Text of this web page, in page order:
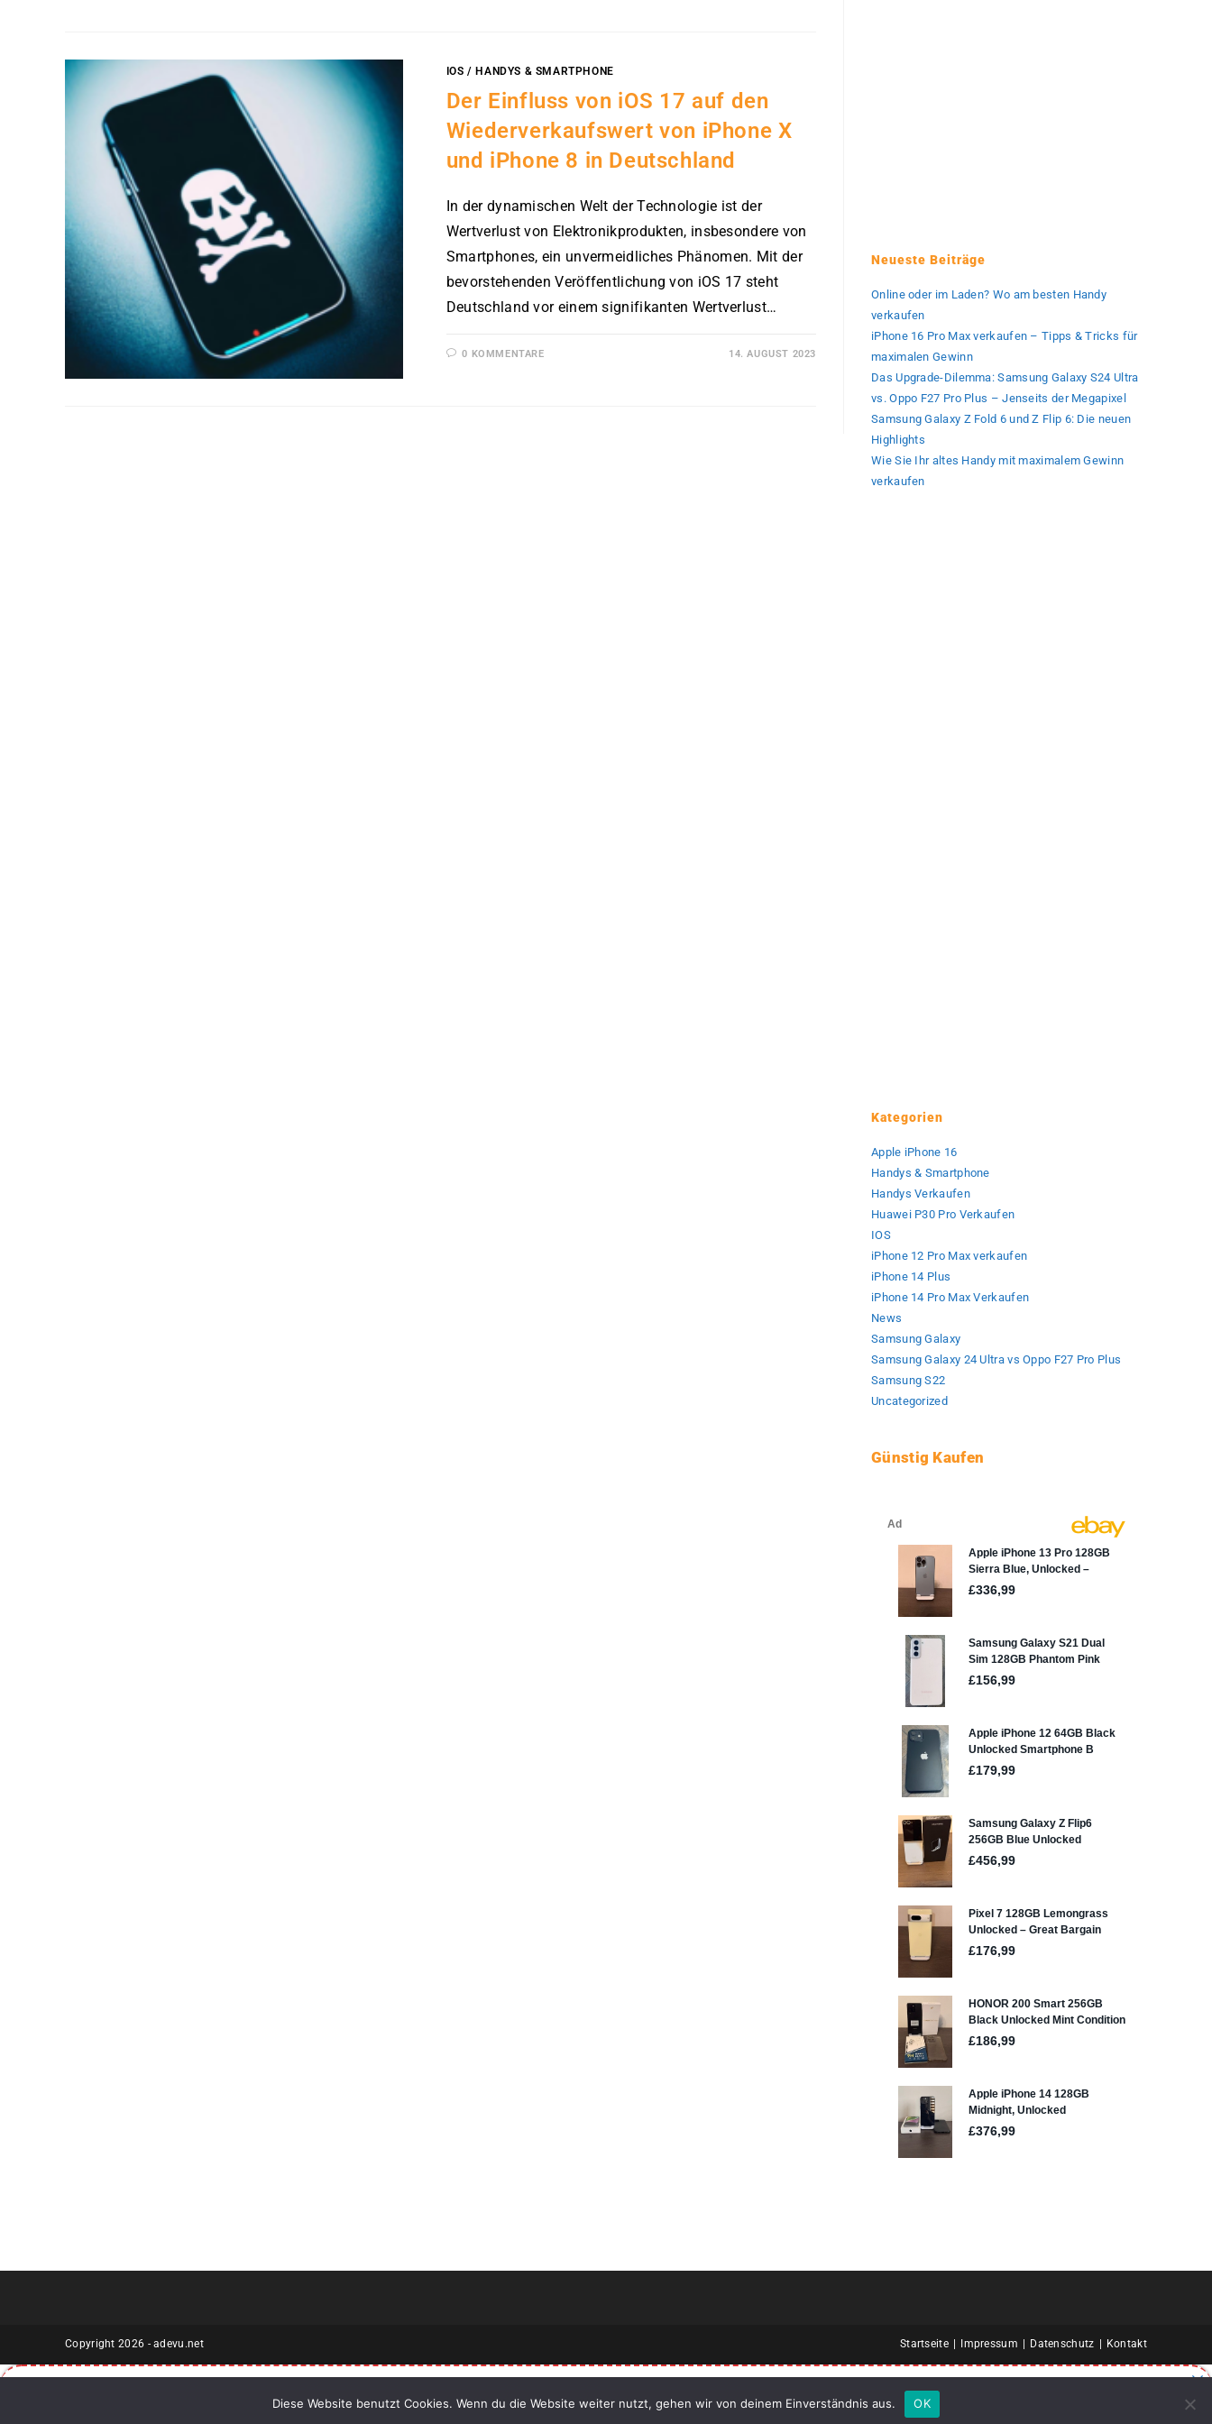
IOS / HANDYS & SMARTPHONE
Der Einfluss von iOS 17 auf den
Wiederverkaufswert von iPhone X
und iPhone 8 in Deutschland
In der dynamischen Welt der Technologie ist der
Wertverlust von Elektronikprodukten, insbesondere von
Smartphones, ein unvermeidliches Phänomen. Mit der
bevorstehenden Veröffentlichung von iOS 17 steht
Deutschland vor einem signifikanten Wertverlust…
0 KOMMENTARE 14. AUGUST 2023
Neueste Beiträge
Online oder im Laden? Wo am besten Handy
verkaufen
iPhone 16 Pro Max verkaufen – Tipps & Tricks für
maximalen Gewinn
Das Upgrade-Dilemma: Samsung Galaxy S24 Ultra
vs. Oppo F27 Pro Plus – Jenseits der Megapixel
Samsung Galaxy Z Fold 6 und Z Flip 6: Die neuen
Highlights
Wie Sie Ihr altes Handy mit maximalem Gewinn
verkaufen
Kategorien
Apple iPhone 16
Handys & Smartphone
Handys Verkaufen
Huawei P30 Pro Verkaufen
IOS
iPhone 12 Pro Max verkaufen
iPhone 14 Plus
iPhone 14 Pro Max Verkaufen
News
Samsung Galaxy
Samsung Galaxy 24 Ultra vs Oppo F27 Pro Plus
Samsung S22
Uncategorized
Günstig Kaufen
Startseite Impressum Datenschutz Kontakt
Copyright 2026 - adevu.net
Sichere den besten Preis mit exklusiven Gutscheinen!
Klicke Jetzt Hier!
Diese Website benutzt Cookies. Wenn du die Website weiter nutzt, gehen wir von deinem Einverständnis aus. OK